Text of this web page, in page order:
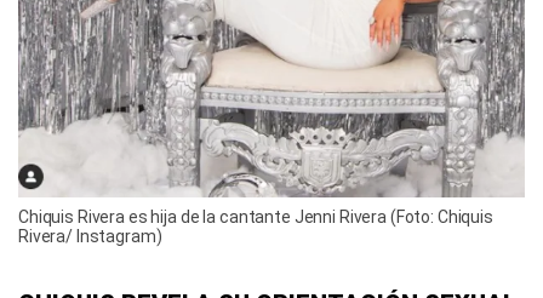
​Chiquis Rivera es hija de la cantante Jenni Rivera (Foto: Chiquis
Rivera/ Instagram)